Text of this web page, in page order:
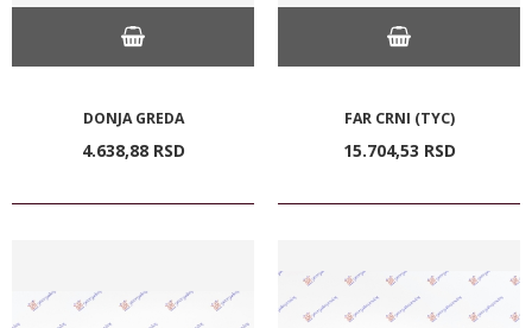
DONJA GREDA
4.638,88 RSD
FAR CRNI (TYC)
15.704,53 RSD